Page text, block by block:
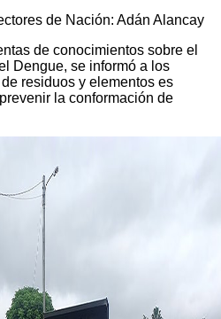
de Nación: Adán Alancay
de conocimientos sobre el
Dengue, se informó a los
residuos y elementos es
la conformación de